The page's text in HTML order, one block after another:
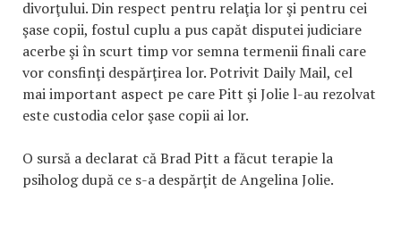
divorţului. Din respect pentru relaţia lor şi pentru cei
şase copii, fostul cuplu a pus capăt disputei judiciare
acerbe şi în scurt timp vor semna termenii finali care
vor consfinţi despărţirea lor. Potrivit Daily Mail, cel
mai important aspect pe care Pitt şi Jolie l-au rezolvat
este custodia celor şase copii ai lor.
O sursă a declarat că Brad Pitt a făcut terapie la
psiholog după ce s-a despărţit de Angelina Jolie.